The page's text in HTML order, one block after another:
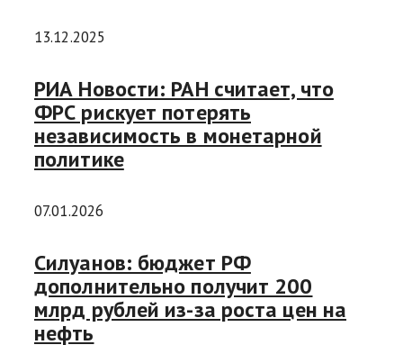
13.12.2025
РИА Новости: РАН считает, что
ФРС рискует потерять
независимость в монетарной
политике
07.01.2026
Силуанов: бюджет РФ
дополнительно получит 200
млрд рублей из-за роста цен на
нефть